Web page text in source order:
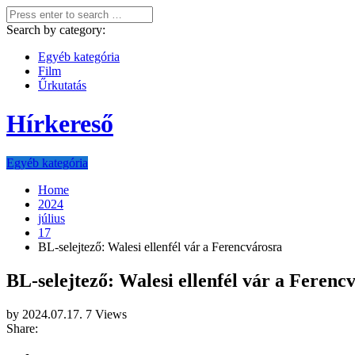
Search by category:
Egyéb kategória
Film
Űrkutatás
Hírkereső
Egyéb kategória
Home
2024
július
17
BL-selejtező: Walesi ellenfél vár a Ferencvárosra
BL-selejtező: Walesi ellenfél vár a
by 2024.07.17. 7 Views
Share: